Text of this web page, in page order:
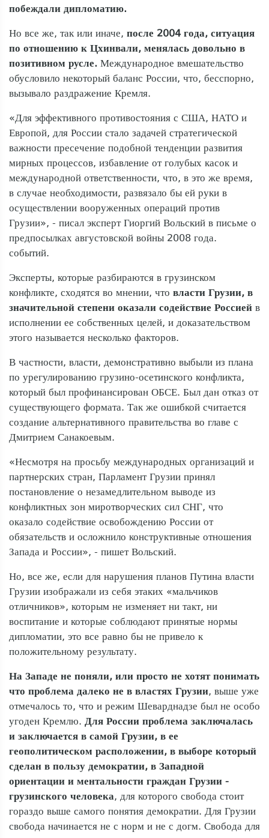
побеждали дипломатию.
Но все же, так или иначе, после 2004 года, ситуация
по отношению к Цхинвали, менялась довольно в
позитивном русле. Международное вмешательство
обусловило некоторый баланс России, что, бесспорно,
вызывало раздражение Кремля.
«Для эффективного противостояния с США, НАТО и
Европой, для России стало задачей стратегической
важности пресечение подобной тенденции развития
мирных процессов, избавление от голубых касок и
международной ответственности, что, в это же время,
в случае необходимости, развязало бы ей руки в
осуществлении вооруженных операций против
Грузии», - писал эксперт Гиоргий Вольский в письме о
предпосылках августовской войны 2008 года.
событий.
Эксперты, которые разбираются в грузинском
конфликте, сходятся во мнении, что власти Грузии, в
значительной степени оказали содействие Россией в
исполнении ее собственных целей, и доказательством
этого называется несколько факторов.
В частности, власти, демонстративно выбыли из плана
по урегулированию грузино-осетинского конфликта,
который был профинансирован ОБСЕ. Был дан отказ от
существующего формата. Так же ошибкой считается
создание альтернативного правительства во главе с
Дмитрием Санакоевым.
«Несмотря на просьбу международных организаций и
партнерских стран, Парламент Грузии принял
постановление о незамедлительном выводе из
конфликтных зон миротворческих сил СНГ, что
оказало содействие освобождению России от
обязательств и осложнило конструктивные отношения
Запада и России», - пишет Вольский.
Но, все же, если для нарушения планов Путина власти
Грузии изображали из себя этаких «мальчиков
отличников», которым не изменяет ни такт, ни
воспитание и которые соблюдают принятые нормы
дипломатии, это все равно бы не привело к
положительному результату.
На Западе не поняли, или просто не хотят понимать
что проблема далеко не в властях Грузии, выше уже
отмечалось то, что и режим Шеварднадзе был не особо
угоден Кремлю. Для России проблема заключалась
и заключается в самой Грузии, в ее
геополитическом расположении, в выборе который
сделан в пользу демократии, в Западной
ориентации и ментальности граждан Грузии -
грузинского человека, для которого свобода стоит
гораздо выше самого понятия демократии. Для Грузии
свобода начинается не с норм и не с догм. Свобода для